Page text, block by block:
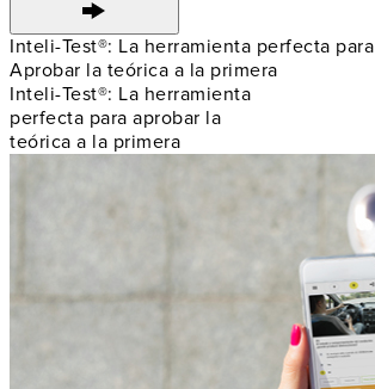
Inteli-Test®: La herramienta perfecta para
Aprobar la teórica a la primera
Inteli-Test®: La herramienta
perfecta para aprobar la
teórica a la primera